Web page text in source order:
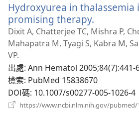
Hydroxyurea in thalassemia
promising therapy.
啟
新
窗）
Dixit A, Chatterjee TC, Mishra P,
Mahapatra M, Tyagi S, Kabra M,
VP.
出處‎: Ann Hematol 2005;84(7):441-
檢索‎: PubMed 15838670
DOI碼‎: 10.1007/s00277-005-1026-4
https://www.ncbi.nlm.nih.gov/pubmed/